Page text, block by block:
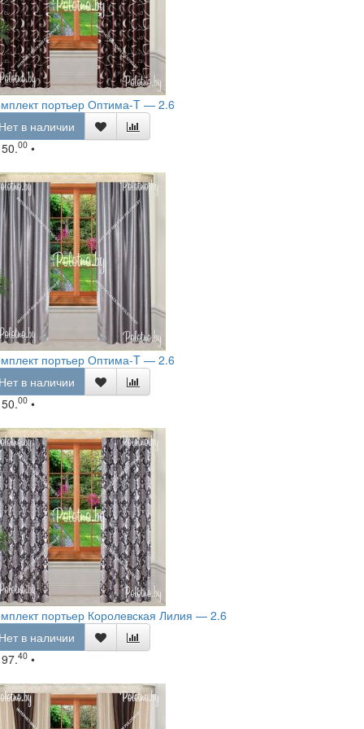
портьер Оптима-T — 2.6
в наличии
00 •
портьер Оптима-T — 2.6
в наличии
00 •
портьер Королевская Лилия — 2.6
в наличии
40 •